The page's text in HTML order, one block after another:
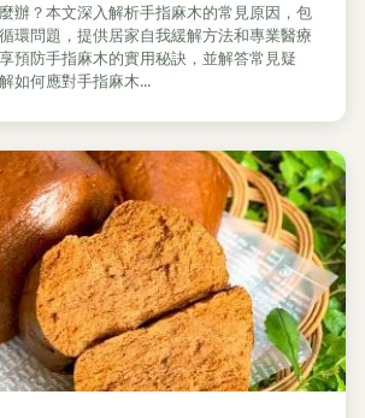
辦？本文深入解析手指麻木的常見原因，包
環問題，提供居家自我緩解方法和專業醫療
預防手指麻木的實用秘訣，並解答常見疑
如何應對手指麻木...